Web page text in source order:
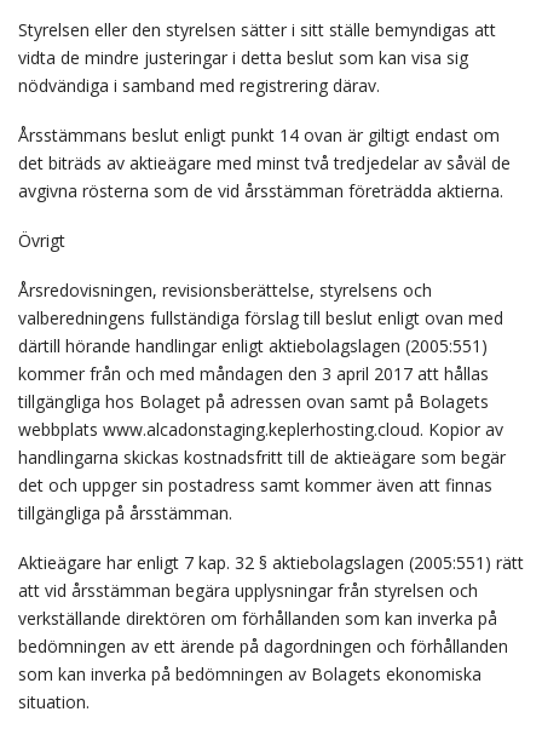
Styrelsen eller den styrelsen sätter i sitt ställe bemyndigas att
vidta de mindre justeringar i detta beslut som kan visa sig
nödvändiga i samband med registrering därav.
Årsstämmans beslut enligt punkt 14 ovan är giltigt endast om
det biträds av aktieägare med minst två tredjedelar av såväl de
avgivna rösterna som de vid årsstämman företrädda aktierna.
Övrigt
Årsredovisningen, revisionsberättelse, styrelsens och
valberedningens fullständiga förslag till beslut enligt ovan med
därtill hörande handlingar enligt aktiebolagslagen (2005:551)
kommer från och med måndagen den 3 april 2017 att hållas
tillgängliga hos Bolaget på adressen ovan samt på Bolagets
webbplats www.alcadonstaging.keplerhosting.cloud. Kopior av
handlingarna skickas kostnadsfritt till de aktieägare som begär
det och uppger sin postadress samt kommer även att finnas
tillgängliga på årsstämman.
Aktieägare har enligt 7 kap. 32 § aktiebolagslagen (2005:551) rätt
att vid årsstämman begära upplysningar från styrelsen och
verkställande direktören om förhållanden som kan inverka på
bedömningen av ett ärende på dagordningen och förhållanden
som kan inverka på bedömningen av Bolagets ekonomiska
situation.